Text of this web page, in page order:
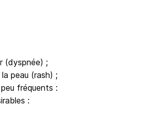
(dyspnée) ;
peau (rash) ;
fréquents :
: